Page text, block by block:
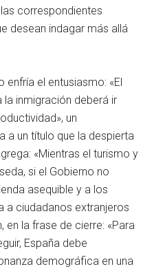
correspondientes
desean indagar más allá
enfría el entusiasmo: «El
inmigración deberá ir
un
a un título que la despierta
«Mientras el turismo y
si el Gobierno no
asequible y a los
a ciudadanos extranjeros
en la frase de cierre: «Para
España debe
demográfica en una